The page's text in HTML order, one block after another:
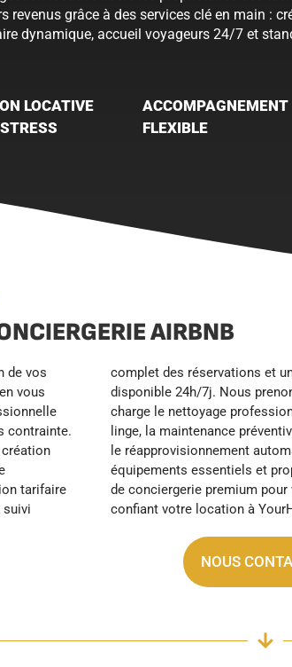
grâce à des services clé en main :
dynamique, accueil voyageurs 24/7 et
LOCATIVE
ACCOMPAGNEMENT
FLEXIBLE
AIRBNB
de vos
vous
contrainte.
tarifaire
suivi
en
du
propriété,
des
En
vous
tout
qui
et un
ainsi de
et
NOUS